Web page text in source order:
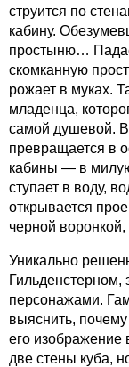
струится по
кабину.
простыню…
скомканную
рожает в муках.
младенца,
самой душевой.
превращается в
кабины — в
ступает в воду,
открывается
черной
Уникально
персонажами.
выяснить,
его изображение
две стены куба,